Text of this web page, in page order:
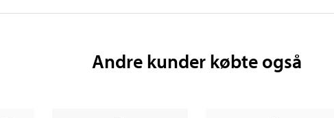
Andre kunder købte også